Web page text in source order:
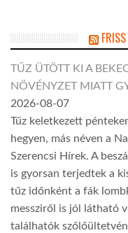
TŰZ ÜTÖTT KI A
NÖVÉNYZET MIATT
2026-08-07
Tűz keletkezett
hegyen, más néven a
Szerencsi Hírek. A
is gyorsan terjedtek a
tűz időnként a fák
messziről is jól látható
találhatók